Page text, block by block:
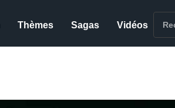
Thèmes Sagas Vidéos